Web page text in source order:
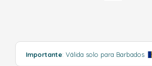
Importante: Válida solo para Barbados